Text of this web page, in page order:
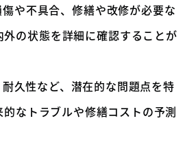
や不具合、修繕や改修が必要な
の状態を詳細に確認することが
久性など、潜在的な問題点を特
なトラブルや修繕コストの予測